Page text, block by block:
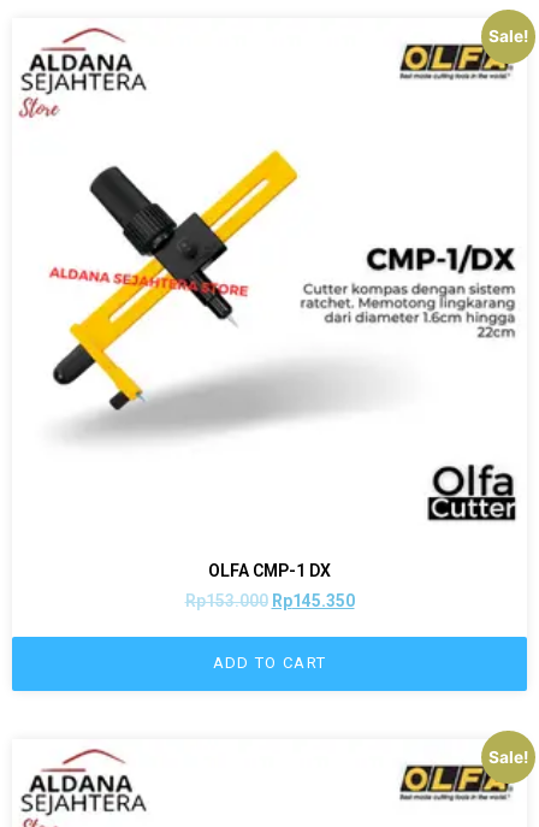
Sale!
OLFA CMP-1 DX
Rp153.000 Rp145.350
ADD TO CART
Sale!